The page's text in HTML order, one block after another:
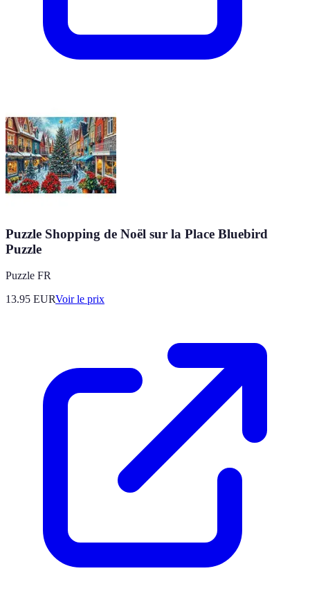
Puzzle Shopping de Noël sur la Place Bluebird
Puzzle
Puzzle FR
13.95 EURVoir le prix